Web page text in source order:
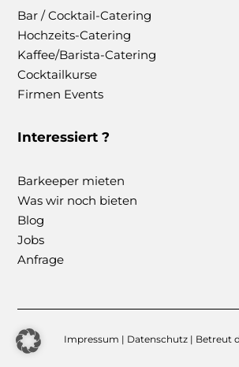
Bar / Cocktail-Catering
Hochzeits-Catering
Kaffee/Barista-Catering
Cocktailkurse
Firmen Events
Interessiert ?
Barkeeper mieten
Was wir noch bieten
Blog
Jobs
Anfrage
Impressum | Datenschutz| Betreut